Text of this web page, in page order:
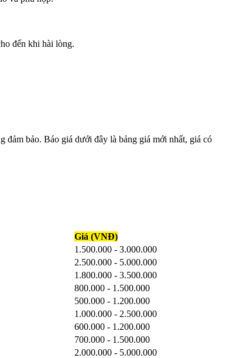
đến khi hài lòng.
đảm bảo. Báo giá dưới đây là bảng giá mới nhất, giá có
Giá (VNĐ)
1.500.000 - 3.000.000
2.500.000 - 5.000.000
1.800.000 - 3.500.000
800.000 - 1.500.000
500.000 - 1.200.000
1.000.000 - 2.500.000
600.000 - 1.200.000
700.000 - 1.500.000
2.000.000 - 5.000.000